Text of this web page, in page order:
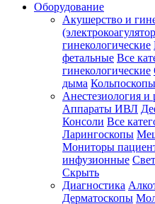
Оборудование
Акушерство и
гинекологические
фетальные Все
гинекологические
дыма Кольпоскопы
Анестезиология и
Аппараты ИВЛ
Консоли Все
Ларингоскопы
Мониторы
инфузионные
Скрыть
Диагностика
Дерматоскопы